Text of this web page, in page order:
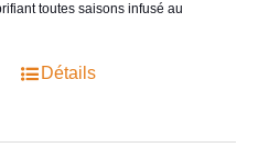
toutes saisons infusé au
Détails